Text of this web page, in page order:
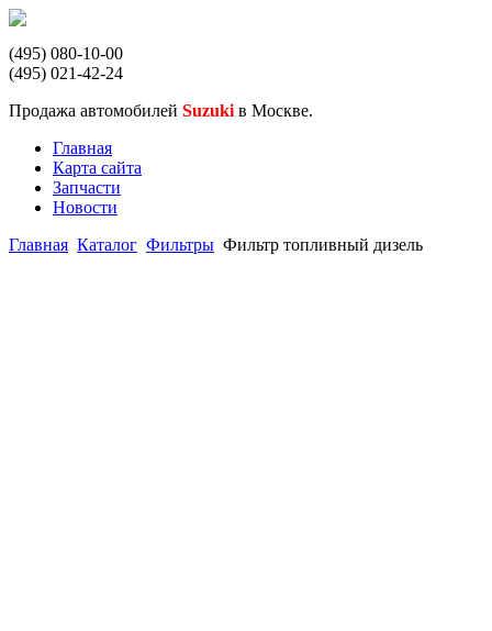
(495) 080-10-00
(495) 021-42-24
Продажа автомобилей Suzuki в Москве.
Главная
Карта сайта
Запчасти
Новости
Главная Каталог Фильтры Фильтр топливный дизель